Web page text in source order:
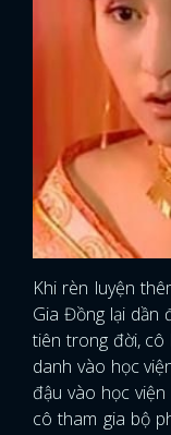
Khi rèn luyện
Gia Đồng lại dần
tiên trong đời, cô
danh vào học
đậu vào học
cô tham gia bộ